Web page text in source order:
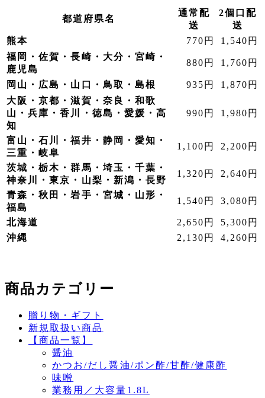
都道府県名
通常配
送
2個口配
送
熊本
770円
1,540円
福岡・佐賀・長崎・大分・宮崎・
鹿児島
880円 1,760円
岡山・広島・山口・鳥取・島根 935円
1,870円
大阪・京都・滋賀・奈良・和歌
山・兵庫・香川・徳島・愛媛・高
知
990円 1,980円
富山・石川・福井・静岡・愛知・
三重・岐阜
1,100円 2,200円
茨城・栃木・群馬・埼玉・千葉・
神奈川・東京・山梨・新潟・長野
1,320円 2,640円
青森・秋田・岩手・宮城・山形・
福島
1,540円 3,080円
北海道 2,650円
5,300円
沖縄
2,130円 4,260円
商品カテゴリー
贈り物・ギフト
新規取扱い商品
【商品一覧】
醤油
かつお/だし醤油/ポン酢/甘酢/健康酢
味噌
業務用／大容量1.8L